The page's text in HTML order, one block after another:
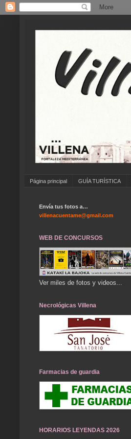
Página principal GUÍA TURÍSTICA
Envía tus fotos a…
villenacuentame@gmail.com
WEB DE CONCURSOS
Ver miles de fotos y videos...
Necrológicas Villena
Farmacias de guardia
HORARIOS LEYENDAS 2026